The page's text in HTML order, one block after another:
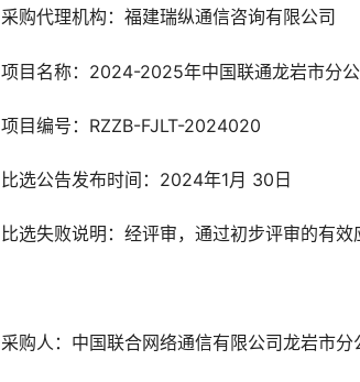
采购代理机构：福建瑞纵通信咨询有限公司
项目名称：2024-2025年中国联通龙岩市分
项目编号：RZZB-FJLT-2024020
比选公告发布时间：2024年1月 30日
比选失败说明：经评审，通过初步评审的有
采购人：中国联合网络通信有限公司龙岩市分